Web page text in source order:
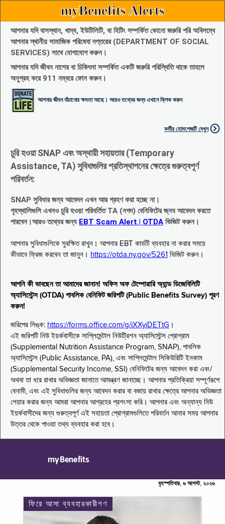
myBenefits Alerts
আপনার যদি বাসস্থান, খাদ্য, ইউটিলিটি, বা হিটিং সম্পর্কিত কোনো জরুরি পরি অবিলম্বে
আপনার স্থানীয় সামাজিক পরিষেবা দপ্তরের (DEPARTMENT OF SOCIAL
SERVICES) সাথে যোগাযোগ করুন।
আপনার যদি জীবন নাশের বা চিকিৎসা সম্পর্কিত একটি জরুরি পরিস্থিতি থাকে তাহলে
অনুগ্রহ করে 911 নম্বরে ফোন করুন।
আপনার জীবন বাঁচানোর ক্ষমতা আছে। আরও তথ্যের জন্য এখানে ক্লিক করুন
কর্মীর হোমপেজটি দেখুন
চুরি হওয়া SNAP এবং অস্থায়ী সহায়তার (Temporary
Assistance, TA) সুবিধাগুলির প্রতিস্থাপনের ক্ষেত্রে গুরুত্বপূর্ণ
পরিবর্তন:
SNAP সুবিধার জন্য আবেদন এখন আর গ্রহণ করা হচ্ছে না।
গৃহস্থালিগুলি এখনও চুরি হওয়া পরিবর্তিত TA (নগদ) বেনিফিটের জ্নয আবেদন করতে
পারবেন।আরও তথ্যের জন্য EBT Scam Alert | OTDA ভিজিট করুন।
আপনার সুবিধাগুলিকে সুরক্ষিত রাখুন। আপনার EBT কার্ডটি ব্যবহার না করার সময়ে
কীভাবে ফ্রিজ করবেন তা জানুন। https://otda.ny.gov/5261 ভিজিট করুন।
আপনি কী ভাবছেন তা আমাদের জানান! অফিস অফ টেম্পোরারি অ্যান্ড ডিজেবিলিটি
অ্যাসিস্টেন্স (OTDA) পাবলিক বেনিফিট জরিপটি (Public Benefits Survey) পূরণ
করুন!
জরিপের লিঙ্ক: https://forms.office.com/g/iXXyiDETtG ।
এই জরিপটি নিউ ইয়র্কবাসীকে সাপ্লিমেন্টাল নিউট্রিশন অ্যাসিস্টেন্স প্রোগ্রাম
(Supplemental Nutrition Assistance Program, SNAP), পাবলিক
অ্যাসিস্টেন্স (Public Assistance, PA), এবং সাপ্লিমেন্টাল সিকিউরিটি ইনকাম
(Supplemental Security Income, SSI) বেনিফিটের জন্য আবেদন করা এবং/
অথবা তা ধরে রাখার অভিজ্ঞতা জানাতে আমন্ত্রণ জানাচ্ছে। আপনার প্রতিক্রিয়া সম্পূর্ণরূপে
বেনামী, এবং এই সুবিধাগুলির জন্য আবেদন করার বা বজায় রাখার ক্ষেত্রে আপনার অভিজ্ঞতা
শেয়ার করার জন্য আমরা আপনার আগ্রহের প্রশংসা করি। আপনার এবং অন্যান্য নিউ
ইয়র্কবাসীদের জন্য গুরুত্বপূর্ণ এই সহায়তা প্রোগ্রামগুলিতে পরিবর্তন আনার সময় আপনার
উত্তর থেকে পাওয়া তথ্য ব্যবহার করা হবে।
myBenefits
বৃহস্পতিবার, ৬ আগস্ট, ২০২৬
ফিরে আসা ব্যবহারকারীগণ